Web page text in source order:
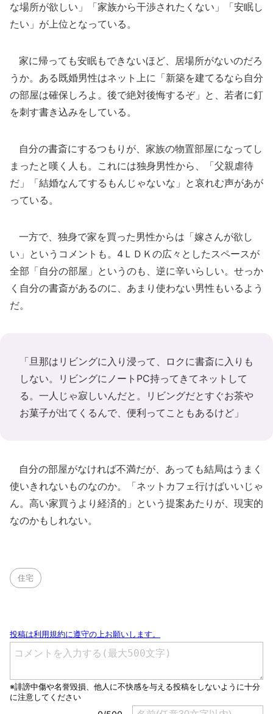
な場所が欲しい」「家族から干渉されたくない」「安眠し
たい」が上位となっている。
家に帰っても安眠もできないほど、居場所がないのだろ
うか。ある既婚男性はネット上に「新築を建てるなら自分
の部屋は確保しろよ。後で絶対後悔するぞ」と、若者に釘
を刺す書き込みをしている。
自分の書斎にするつもりが、家族の物置部屋になってし
まったと嘆く人も。これには独身男性から、「父親虐待
だ」「結婚なんてするもんじゃないな」と哀れむ声があが
っている。
一方で、独身で家を買った男性からは「嫁さんが欲し
い」というコメントも。4ＬＤＫの広々としたスペースが
全部「自分の部屋」というのも、逆に辛いらしい。せっか
く自分の書斎があるのに、あまり使わない男性もいるよう
だ。
「旦那はリビングに入り浸って、ロクに書斎に入りも
しない。リビングにノートPC持ってきてネットして
る。一人じゃ寂しいんだと。リビングだとすぐお茶や
お菓子が出てくるんで、便利ってこともあるけど」
自分の部屋がなければ不満だが、あっても結局はうまく
使いきれないものなのか。「ネットカフェ行けばいいじゃ
ん。高い家買うより経済的」という提案あたりが、現実的
なのかもしれない。
住宅